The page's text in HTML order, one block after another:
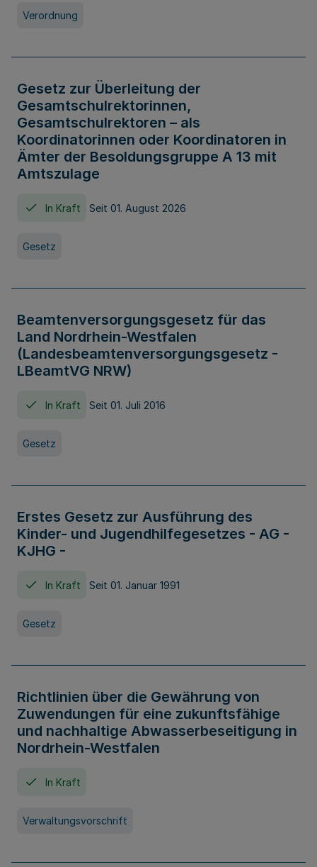
Verordnung
Gesetz zur Überleitung der
Gesamtschulrektorinnen,
Gesamtschulrektoren – als
Koordinatorinnen oder Koordinatoren in
Ämter der Besoldungsgruppe A 13 mit
Amtszulage
In Kraft Seit 01. August 2026
Gesetz
Beamtenversorgungsgesetz für das
Land Nordrhein-Westfalen
(Landesbeamtenversorgungsgesetz -
LBeamtVG NRW)
In Kraft Seit 01. Juli 2016
Gesetz
Erstes Gesetz zur Ausführung des
Kinder- und Jugendhilfegesetzes - AG -
KJHG -
In Kraft Seit 01. Januar 1991
Gesetz
Richtlinien über die Gewährung von
Zuwendungen für eine zukunftsfähige
und nachhaltige Abwasserbeseitigung in
Nordrhein-Westfalen
In Kraft
Verwaltungsvorschrift